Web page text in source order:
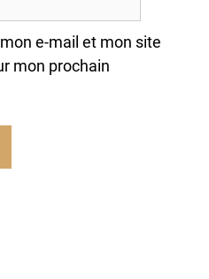
e-mail et mon site
mon prochain